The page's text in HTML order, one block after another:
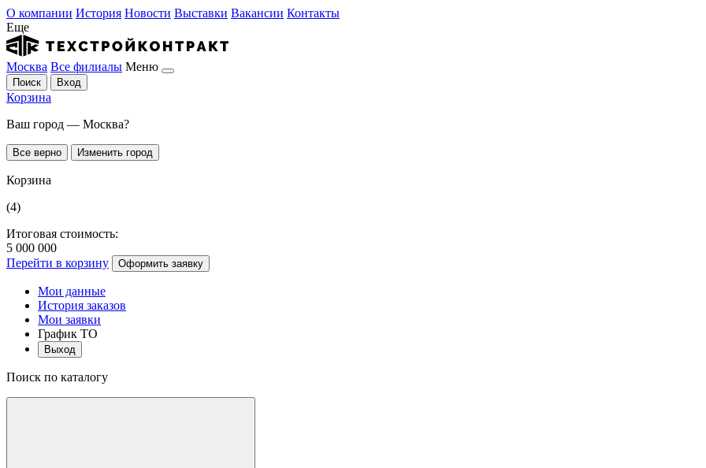
О компании История Новости Выставки Вакансии Контакты
Еще
Москва Все филиалы Меню
Поиск Вход
Корзина
Ваш город — Москва?
Все верно Изменить город
Корзина
(4)
Итоговая стоимость:
5 000 000
Перейти в корзину
Оформить заявку
Мои данные
История заказов
Мои заявки
График ТО
Выход
Поиск по каталогу